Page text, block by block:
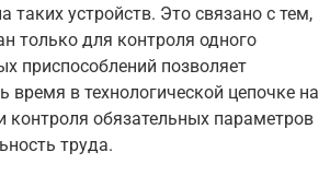
таких устройств. Это связано с тем,
только для контроля одного
приспособлений позволяет
в технологической цепочке на
контроля обязательных параметров
труда.